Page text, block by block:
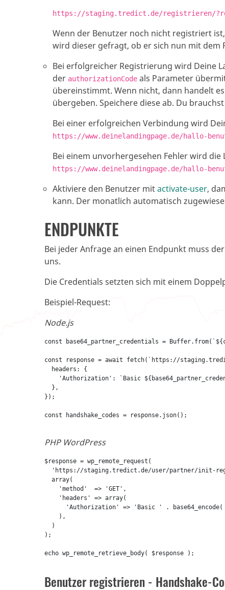
https://staging.tredict.de/registrieren/
Wenn der Benutzer noch nicht registriert
wird dieser gefragt, ob er sich nun mit
Bei erfolgreicher Registrierung wird Deine
der authorizationCode als Parameter
übereinstimmt. Wenn nicht, dann handelt
übergeben. Speichere diese ab. Du
Bei einer erfolgreichen Verbindung wird
https://www.deinelandingpage.de/hallo-
Bei einem unvorhergesehen Fehler wird
https://www.deinelandingpage.de/hallo-
Aktiviere den Benutzer mitactivate-user,
kann. Der monatlich automatisch
ENDPUNKTE
Bei jeder Anfrage an einen Endpunkt muss der
uns.
Die Credentials setzten sich mit einem
Beispiel-Request:
Node.js
const base64_partner_credentials =
const response = await fetch(`https://
headers: {
'Authorization': `Basic
},
});
PHP WordPress
$response = wp_remote_request(
'https://staging.tredict.de/user/partner/init-
  array(
    'method'  => 'GET',
    'headers' => array(
'Authorization' => 'Basic ' .
    ),
  )
);
Benutzer registrieren - Handshake-